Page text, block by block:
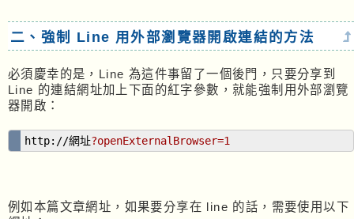
二、強制 Line 用外部瀏覽器開啟連結的方法
必須慶幸的是，Line 為這件事留了一個後門，只要分享到
Line 的連結網址加上下面的紅字參數，就能強制用外部瀏覽
器開啟：
http://網址?openExternalBrowser=1
例如本篇文章網址，如果要分享在 line 的話，需要使用以下